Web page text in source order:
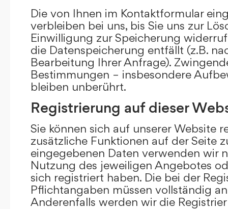
Die von Ihnen im Kontaktformular
verbleiben bei uns, bis Sie uns zur
Einwilligung zur Speicherung
die Datenspeicherung entfällt (z.B.
Bearbeitung Ihrer Anfrage).
Bestimmungen – insbesondere
bleiben unberührt.
Registrierung auf dieser
Sie können sich auf unserer Website
zusätzliche Funktionen auf der Seite
eingegebenen Daten verwenden wir
Nutzung des jeweiligen Angebotes
sich registriert haben. Die bei der
Pflichtangaben müssen vollständig
Anderenfalls werden wir die